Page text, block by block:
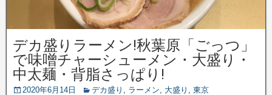
デカ盛りラーメン!秋葉原「ごっつ」
で味噌チャーシューメン・大盛り・
中太麺・背脂さっぱり!
2020年6月14日 デカ盛り , ラーメン, 大盛り , 東京